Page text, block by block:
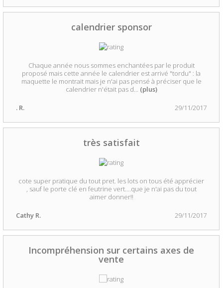
calendrier sponsor
Chaque année nous sommes enchantées par le produit
proposé mais cette année le calendrier est arrivé "tordu" : la
maquette le montrait mais je n'ai pas pensé à préciser que le
calendrier n'était pas d... (plus)
. R. 29/11/2017
très satisfait
cote super pratique du tout pret. les lots on tous été apprécier
, sauf le porte clé en feutrine vert....que je n'ai pas du tout
aimer donner!!
Cathy R. 29/11/2017
Incompréhension sur certains axes de
vente